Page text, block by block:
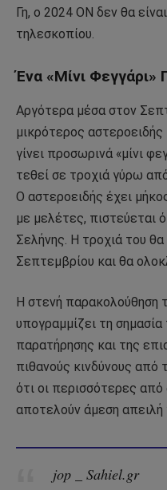
Γη, ο 2024 ON δεν θα
τηλεσκοπίου.
Ένα «Μίνι
Αργότερα μέσα στον
μικρότερος
γίνει προσωρινά «μίνι
τεθεί σε τροχιά γύρω
Ο αστεροειδής έχει
με μελέτες, πιστεύεται
Σελήνης. Η τροχιά του θα
Σεπτεμβρίου και θα
Η στενή παρακολούθηση
υπογραμμίζει τη
παρατήρησης και της
πιθανούς κινδύνους από
ότι οι περισσότερες
αποτελούν άμεση απειλή
jop _ Sahiel.gr